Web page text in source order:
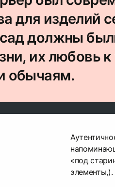
для изделий
должны
их любовь к
обычаям.
«под
элементы,).